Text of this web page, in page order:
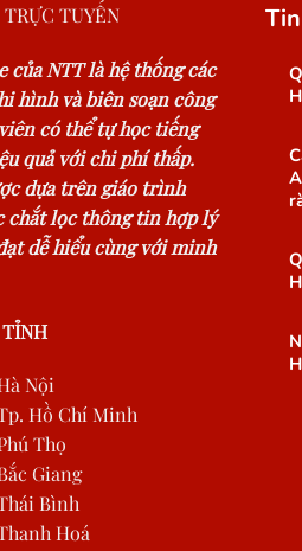
TUYẾN
NTT là hệ thống các
hình và biên soạn công
có thể tự học tiếng
quả với chi phí thấp.
dựa trên giáo trình
chắt lọc thông tin hợp lý
dễ hiểu cùng với minh
Nội
Hồ Chí Minh
Thọ
Giang
Bình
Hoá